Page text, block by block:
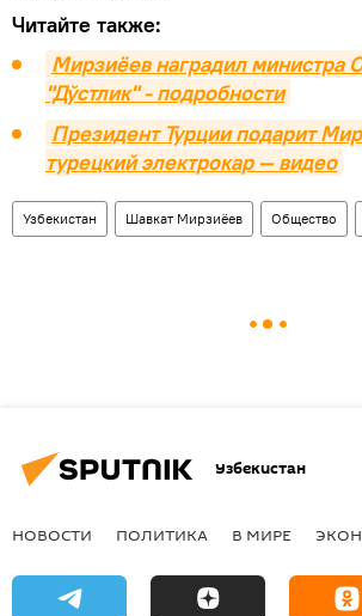
Читайте также:
Мирзиёев наградил министра
"Дўcтлик" - подробности
Президент Турции подарит
турецкий электрокар — видео
Узбекистан Шавкат Мирзиёев Общество
Узбекистан
НОВОСТИ ПОЛИТИКА В МИРЕ